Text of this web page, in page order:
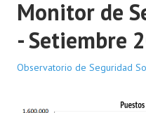
Monitor de
- Setiembre
Observatorio de Seguridad